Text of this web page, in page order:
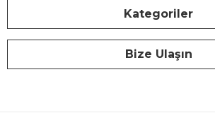
Kategoriler
Bize Ulaşın